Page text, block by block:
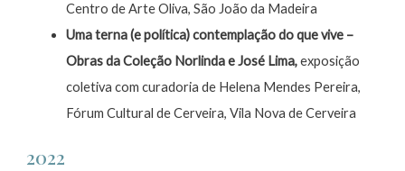
Centro de Arte Oliva, São João da Madeira
Uma terna (e política) contemplação do que vive –
Obras da Coleção Norlinda e José Lima,exposição
coletiva com curadoria de Helena Mendes Pereira,
Fórum Cultural de Cerveira, Vila Nova de Cerveira
2022